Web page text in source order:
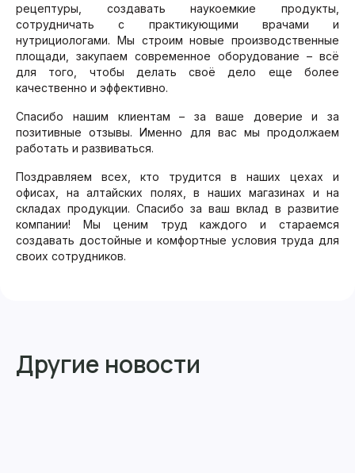
рецептуры, создавать наукоемкие продукты,
сотрудничать с практикующими врачами и
нутрициологами. Мы строим новые производственные
площади, закупаем современное оборудование – всё
для того, чтобы делать своё дело еще более
качественно и эффективно.
Спасибо нашим клиентам – за ваше доверие и за
позитивные отзывы. Именно для вас мы продолжаем
работать и развиваться.
Поздравляем всех, кто трудится в наших цехах и
офисах, на алтайских полях, в наших магазинах и на
складах продукции. Спасибо за ваш вклад в развитие
компании! Мы ценим труд каждого и стараемся
создавать достойные и комфортные условия труда для
своих сотрудников.
Другие новости